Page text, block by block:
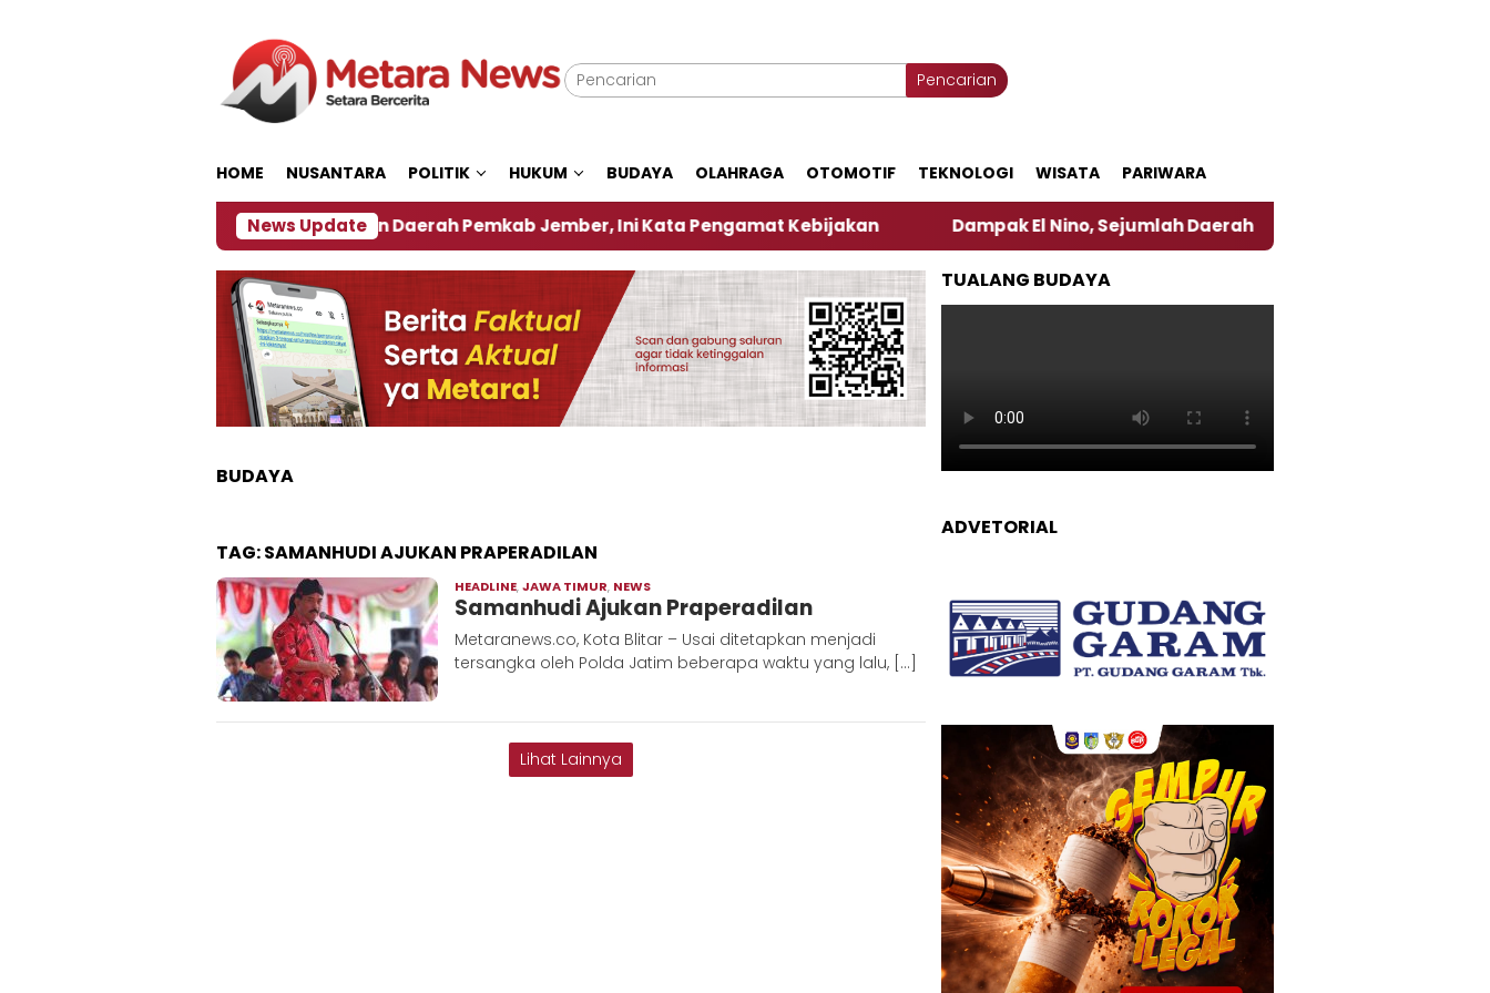
Pencarian
HOME NUSANTARA POLITIK HUKUM BUDAYA OLAHRAGA OTOMOTIF TEKNOLOGI WISATA PARIWARA
News Update
‎Soal Rencana Pinjaman Daerah Pemkab Jember, Ini Kata Pengamat Kebijakan ‎ Dampak El Nino, Sejumlah Daerah di Jember Alami Krisi Air
BUDAYA
TAG:SAMANHUDI AJUKAN PRAPERADILAN
HEADLINE,JAWA TIMUR, NEWS
Hadi
Samanhudi Ajukan Praperadilan
Metaranews.co, Kota Blitar – Usai ditetapkan menjadi
tersangka oleh Polda Jatim beberapa waktu yang lalu, […]
Lihat Lainnya
TUALANG BUDAYA
ADVETORIAL